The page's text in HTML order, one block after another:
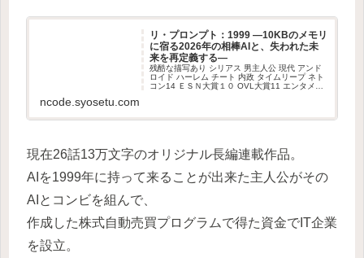
リ・プロンプト：1999 —10KBのメモリ
に宿る2026年の相棒AIと、失われた未
来を再定義する—
残酷な描写あり シリアス 男主人公 現代 アンド
ロイド ハーレム チート 内政 タイムリープ ネト
コン14 ＥＳＮ大賞１０ OVL大賞11 エンタメ総
ncode.syosetu.com
現在26話13万文字のオリジナル長編連載作品。
AIを1999年に持って来ることが出来た主人公がその
AIとコンビを組んで、
作成した株式自動売買プログラムで得た資金でIT企業
を設立。